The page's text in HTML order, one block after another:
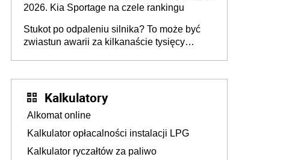
2026. Kia Sportage na czele rankingu
Stukot po odpaleniu silnika? To może być
zwiastun awarii za kilkanaście tysięcy
Kalkulatory
Alkomat online
Kalkulator opłacalności instalacji LPG
Kalkulator ryczałtów za paliwo